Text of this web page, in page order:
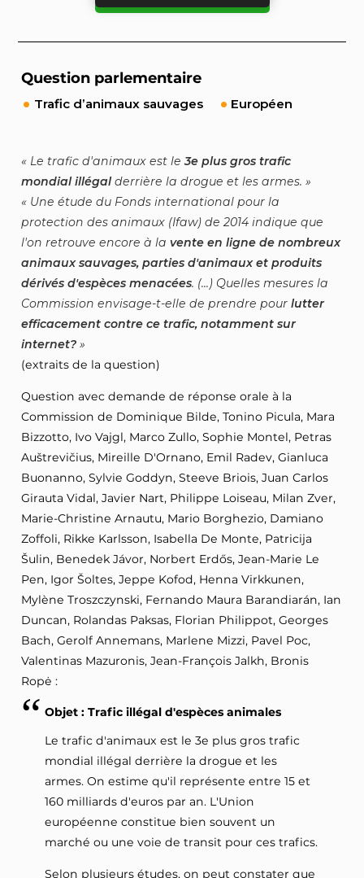
Question parlementaire
Trafic d’animaux sauvages Européen
Le trafic d'animaux est le3e plus gros trafic
mondial illégalderrière la drogue et les armes.
Une étude du Fonds international pour la
protection des animaux (Ifaw) de 2014 indique que
l'on retrouve encore à lavente en ligne de nombreux
animaux sauvages, parties d'animaux et produits
dérivés d'espèces menacées. (...) Quelles mesures la
Commission envisage-t-elle de prendre pourlutter
efficacement contre ce trafic, notamment sur
internet?
(extraits de la question)
Question avec demande de réponse orale à la
Commission de Dominique Bilde, Tonino Picula, Mara
Bizzotto, Ivo Vajgl, Marco Zullo, Sophie Montel, Petras
Auštrevičius, Mireille D'Ornano, Emil Radev, Gianluca
Buonanno, Sylvie Goddyn, Steeve Briois, Juan Carlos
Girauta Vidal, Javier Nart, Philippe Loiseau, Milan Zver,
Marie-Christine Arnautu, Mario Borghezio, Damiano
Zoffoli, Rikke Karlsson, Isabella De Monte, Patricija
Šulin, Benedek Jávor, Norbert Erdős, Jean-Marie Le
Pen, Igor Šoltes, Jeppe Kofod, Henna Virkkunen,
Mylène Troszczynski, Fernando Maura Barandiarán, Ian
Duncan, Rolandas Paksas, Florian Philippot, Georges
Bach, Gerolf Annemans, Marlene Mizzi, Pavel Poc,
Valentinas Mazuronis, Jean-François Jalkh, Bronis
Ropė :
Objet : Trafic illégal d'espèces animales
Le trafic d'animaux est le 3e plus gros trafic
mondial illégal derrière la drogue et les
armes. On estime qu'il représente entre 15 et
160 milliards d'euros par an. L'Union
européenne constitue bien souvent un
marché ou une voie de transit pour ces trafics.
Selon plusieurs études, on peut constater que